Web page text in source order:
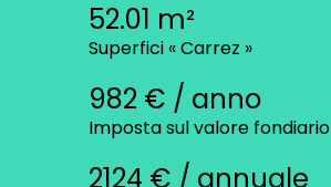
52.01 m²
Superfici « Carrez »
982 € / anno
Imposta sul valore fondiario
2124 € / annuale